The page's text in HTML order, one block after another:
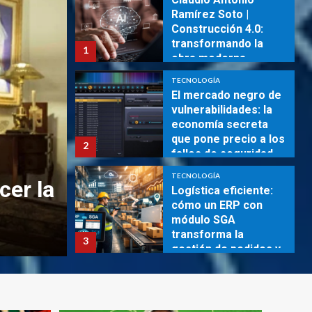
la
REVISTA DIGITAL
¡Pánico en TikTok! El
video del famoso
Hilton que obligó a
ayuda médica
agosto 5, 2026 Revista digital
1
Ramírez Soto |
Construcción 4.0:
transformando la
obra moderna
2
TECNOLOGÍA
El mercado negro de
vulnerabilidades: la
economía secreta
que pone precio a los
fallos de seguridad ~
TecnoBlog
3
TECNOLOGÍA
Logística eficiente:
cómo un ERP con
módulo SGA
transforma la
gestión de pedidos y
el inventario ~
TecnoBlog
TECNOLOGÍA